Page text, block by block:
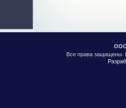
ООО
Все права защищены.